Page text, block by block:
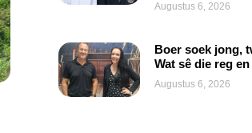
Augustus 6, 2026
Boer soek jong,
Wat sê die reg
Augustus 6, 2026